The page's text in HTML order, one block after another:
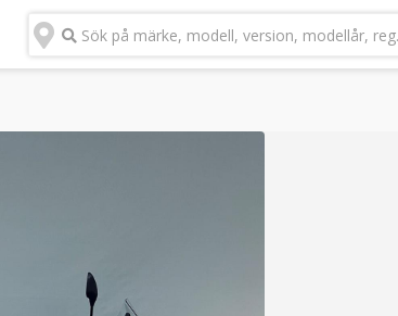
Sök på märke, modell, version, modellår,